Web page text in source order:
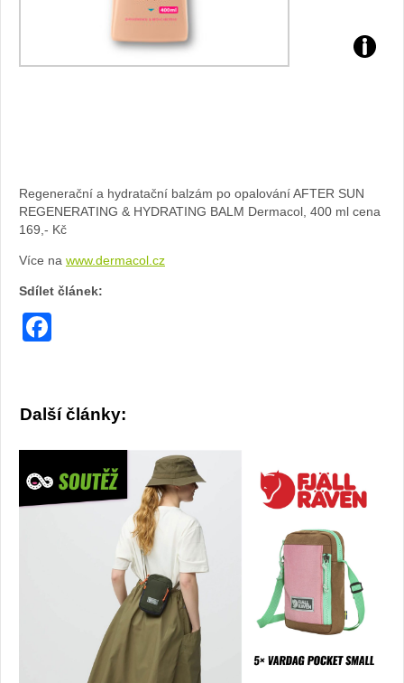
Regenerační a hydratační balzám po opalování AFTER SUN
REGENERATING & HYDRATING BALM Dermacol, 400 ml cena
169,- Kč
Více na www.dermacol.cz
Sdílet článek:
Další články: